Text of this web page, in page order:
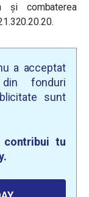
și combaterea
a acceptat
fonduri
sunt
tu